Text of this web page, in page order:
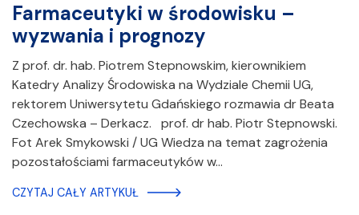
Farmaceutyki w środowisku –
wyzwania i prognozy
Z prof. dr. hab. Piotrem Stepnowskim, kierownikiem
Katedry Analizy Środowiska na Wydziale Chemii UG,
rektorem Uniwersytetu Gdańskiego rozmawia dr Beata
Czechowska – Derkacz. prof. dr hab. Piotr Stepnowski.
Fot Arek Smykowski / UG Wiedza na temat zagrożenia
pozostałościami farmaceutyków w…
CZYTAJ CAŁY ARTYKUŁ